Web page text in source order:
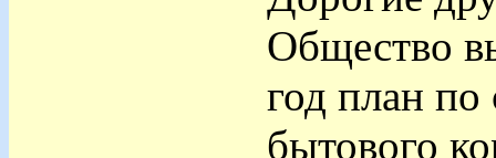
Общество
год план по
бытового